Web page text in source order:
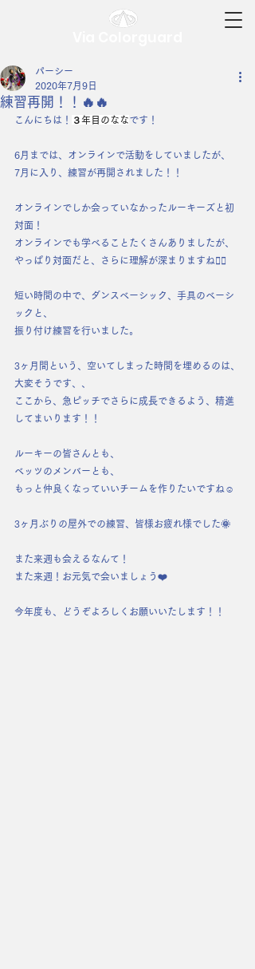
練習再開！！🔥🔥
パーシー
2020年7月9日
こんにちは！ ３年目のななです！
6月までは、オンラインで活動をしていましたが、
7月に入り、練習が再開されました！！
オンラインでしか会っていなかったルーキーズと初
対面！
オンラインでも学べることたくさんありましたが、
やっぱり対面だと、さらに理解が深まりますね🙆‍♀️
短い時間の中で、ダンスベーシック、手具のベーシ
ックと、
振り付け練習を行いました。
3ヶ月間という、空いてしまった時間を埋めるのは、
大変そうです、、
ここから、急ピッチでさらに成長できるよう、精進
してまいります！！
ルーキーの皆さんとも、
ベッツのメンバーとも、
もっと仲良くなっていいチームを作りたいですね☺️
3ヶ月ぶりの屋外での練習、皆様お疲れ様でした🌞
また来週も会えるなんて！
また来週！お元気で会いましょう❤️
今年度も、どうぞよろしくお願いいたします！！